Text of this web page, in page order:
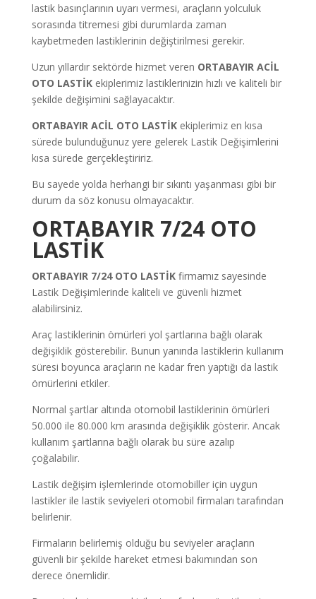
lastik basınçlarının uyarı vermesi, araçların yolculuk
sorasında titremesi gibi durumlarda zaman
kaybetmeden lastiklerinin değiştirilmesi gerekir.
Uzun yıllardır sektörde hizmet veren ORTABAYIR ACİL
OTO LASTİKekiplerimiz lastiklerinizin hızlı ve kaliteli bir
şekilde değişimini sağlayacaktır.
ORTABAYIR ACİL OTO LASTİKekiplerimiz en kısa
sürede bulunduğunuz yere gelerek Lastik Değişimlerini
kısa sürede gerçekleştiririz.
Bu sayede yolda herhangi bir sıkıntı yaşanması gibi bir
durum da söz konusu olmayacaktır.
ORTABAYIR 7/24 OTO
LASTİK
ORTABAYIR 7/24 OTO LASTİKfirmamız sayesinde
Lastik Değişimlerinde kaliteli ve güvenli hizmet
alabilirsiniz.
Araç lastiklerinin ömürleri yol şartlarına bağlı olarak
değişiklik gösterebilir. Bunun yanında lastiklerin kullanım
süresi boyunca araçların ne kadar fren yaptığı da lastik
ömürlerini etkiler.
Normal şartlar altında otomobil lastiklerinin ömürleri
50.000 ile 80.000 km arasında değişiklik gösterir. Ancak
kullanım şartlarına bağlı olarak bu süre azalıp
çoğalabilir.
Lastik değişim işlemlerinde otomobiller için uygun
lastikler ile lastik seviyeleri otomobil firmaları tarafından
belirlenir.
Firmaların belirlemiş olduğu bu seviyeler araçların
güvenli bir şekilde hareket etmesi bakımından son
derece önemlidir.